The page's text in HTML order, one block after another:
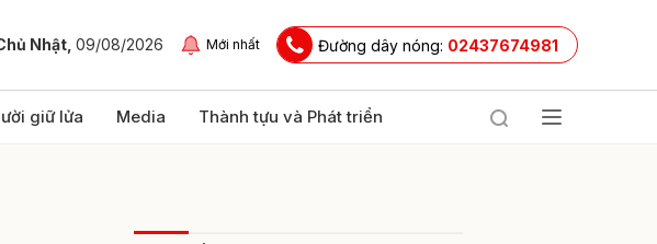
Nhật, 09/08/2026 Mới nhất Đường dây nóng: 02437674981
giữ lửa Media Thành tựu và Phát triển